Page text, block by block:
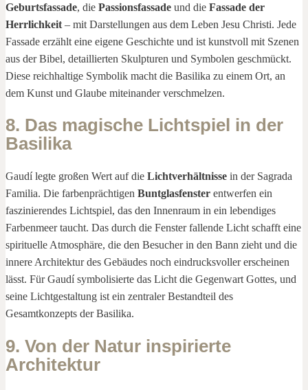
Geburtsfassade, die Passionsfassade und die Fassade der
Herrlichkeit – mit Darstellungen aus dem Leben Jesu Christi. Jede
Fassade erzählt eine eigene Geschichte und ist kunstvoll mit Szenen
aus der Bibel, detaillierten Skulpturen und Symbolen geschmückt.
Diese reichhaltige Symbolik macht die Basilika zu einem Ort, an
dem Kunst und Glaube miteinander verschmelzen.
8. Das magische Lichtspiel in der
Basilika
Gaudí legte großen Wert auf die Lichtverhältnisse in der Sagrada
Familia. Die farbenprächtigen Buntglasfenster entwerfen ein
faszinierendes Lichtspiel, das den Innenraum in ein lebendiges
Farbenmeer taucht. Das durch die Fenster fallende Licht schafft eine
spirituelle Atmosphäre, die den Besucher in den Bann zieht und die
innere Architektur des Gebäudes noch eindrucksvoller erscheinen
lässt. Für Gaudí symbolisierte das Licht die Gegenwart Gottes, und
seine Lichtgestaltung ist ein zentraler Bestandteil des
Gesamtkonzepts der Basilika.
9. Von der Natur inspirierte
Architektur